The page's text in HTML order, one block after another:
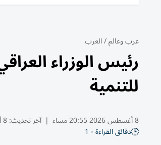
عرب وعالم/العرب
رئيس الوزراء
للتنمية
8 أغسطس 2026 20:55 مساء | آخر تحديث:8 أغسطس 21:01 2026
دقائق القراءة - 1